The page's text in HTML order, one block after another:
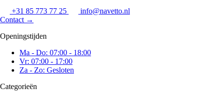
+31 85 773 77 25
info@navetto.nl
Contact →
Openingstijden
Ma - Do: 07:00 - 18:00
Vr: 07:00 - 17:00
Za - Zo: Gesloten
Categorieën